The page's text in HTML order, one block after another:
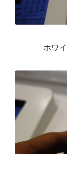
ホワ